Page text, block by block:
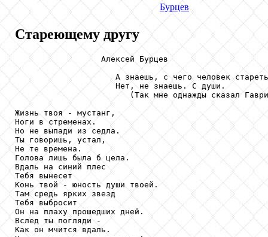
Бурцев
Стареющему другу
                  Алексей Бурцев
А знаешь, с чего человек
                     Нет, не знаешь. С души.
(Так мне однажды сказал
Жизнь твоя - мустанг,
Ноги в стременах.
Но не выпади из седла.
Ты говоришь, устал,
Не те времена.
Голова лишь была б цела.
Вдаль на синий плес
Тебя вынесет
Конь твой - юность души твоей.
Там средь ярких звезд
Тебя выбросит
Он на плаху прошедших дней.
Вслед ты погляди -
Как он мчится вдаль.